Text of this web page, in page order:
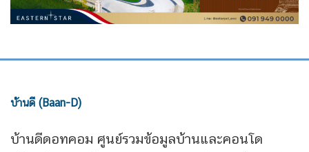
บ้านดี (Baan-D)
บ้านดีดอทคอม ศูนย์รวมข้อมูลบ้านและคอนโด